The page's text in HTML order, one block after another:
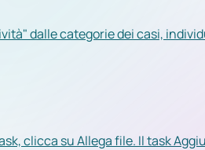
dalle categorie dei casi,
clicca su Allega file. Il task